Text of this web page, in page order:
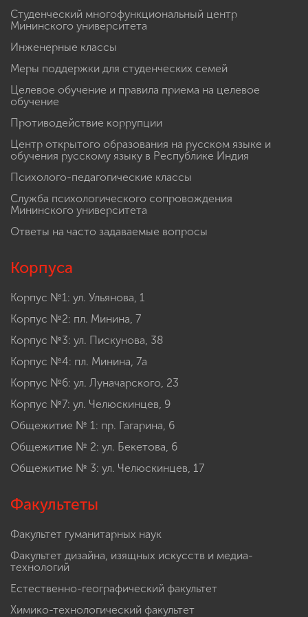
Студенческий многофункциональный центр
Мининского университета
Инженерные классы
Меры поддержки для студенческих семей
Целевое обучение и правила приема на целевое
обучение
Противодействие коррупции
Центр открытого образования на русском языке и
обучения русскому языку в Республике Индия
Психолого-педагогические классы
Служба психологического сопровождения
Мининского университета
Ответы на часто задаваемые вопросы
Корпуса
Корпус №1: ул. Ульянова, 1
Корпус №2: пл. Минина, 7
Корпус №3: ул. Пискунова, 38
Корпус №4: пл. Минина, 7а
Корпус №6: ул. Луначарского, 23
Корпус №7: ул. Челюскинцев, 9
Общежитие № 1: пр. Гагарина, 6
Общежитие № 2: ул. Бекетова, 6
Общежитие № 3: ул. Челюскинцев, 17
Факультеты
Факультет гуманитарных наук
Факультет дизайна, изящных искусств и медиа-
технологий
Естественно-географический факультет
Химико-технологический факультет